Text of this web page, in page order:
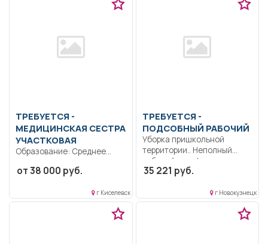
ТРЕБУЕТСЯ -
МЕДИЦИНСКАЯ СЕСТРА
УЧАСТКОВАЯ
Образование: Среднее
Коммуникабельность
Дисциплинированность..
Выполнение должностных
обязанностей согласно...
от 38 000 руб.
г Киселевск
ТРЕБУЕТСЯ -
ПОДСОБНЫЙ РАБОЧИЙ
Уборка пришкольной
территории.. Неполный
рабочий день/неполная
рабочая неделя..
35 221 руб.
г Новокузнецк